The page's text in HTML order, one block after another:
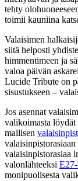
tehty
toimii kauniina
Valaisimen
siitä helposti
himmentimeen ja
valoa päivän
Lucide Tribute on
sisustukseen –
Jos asennat
valikoimasta löydät
mallisen
valaisinpistorasiaan
valaisinpistorasiaa
valonlähteeksi
monipuolisesta